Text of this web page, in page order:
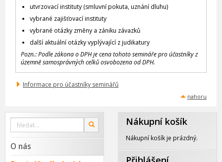
utvrzovací instituty (smluvní pokuta, uznání dluhu)
vybrané zajišťovací instituty
vybrané otázky změny a zániku závazků
další aktuální otázky vyplývající z judikatury
Pozn.: Podle zákona o DPH je cena tohoto semináře pro účastníky z
územně samosprávných celků osvobozena od DPH.
Informace pro účastníky seminářů
nahoru
Vyhledat
webu
OK
O nás
Nákupní košík
Nákupní košík je prázdný.